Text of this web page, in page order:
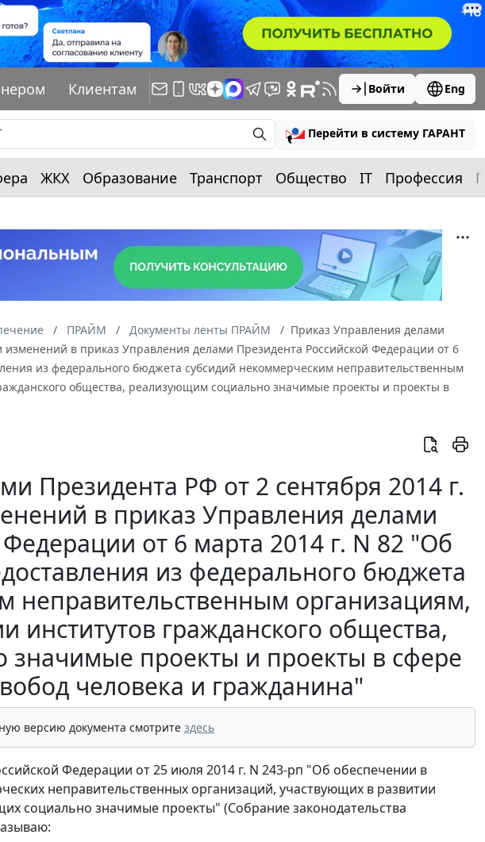
Клиентам Войти Eng
Перейти в систему ГАРАНТ
ЖКХ Образование Транспорт Общество IT Профессия
ПРАЙМ Документы ленты ПРАЙМ
Приказ Управления делами
изменений в приказ Управления делами Президента Российской Федерации от 6
из федерального бюджета субсидий некоммерческим неправительственным
общества, реализующим социально значимые проекты и проекты в
Президента РФ от 2 сентября 2014 г.
в приказ Управления делами
от 6 марта 2014 г. N 82 "Об
из федерального бюджета
неправительственным организациям,
институтов гражданского общества,
проекты и проекты в сфере
человека и гражданина"
версию документа смотрите здесь
Федерации от 25 июля 2014 г. N 243-рп "Об обеспечении в
неправительственных организаций, участвующих в развитии
социально значимые проекты" (Собрание законодательства